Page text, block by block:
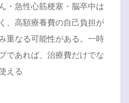
・急性心筋梗塞・脳卒中は
、高額療養費の自己負担が
重なる可能性がある。一時
であれば、治療費だけでな
える